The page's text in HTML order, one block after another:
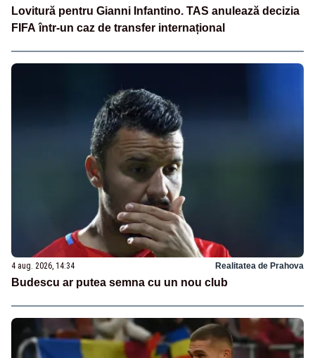
Lovitură pentru Gianni Infantino. TAS anulează decizia
FIFA într-un caz de transfer internațional
4 aug. 2026, 14:34 Realitatea de Prahova
Budescu ar putea semna cu un nou club